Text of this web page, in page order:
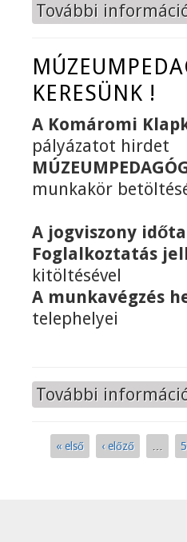
További
KERESÜNK !
A Komáromi
pályázatot hirdet
munkakör
A jogviszony
Foglalkoztatás
kitöltésével
A munkavégzés
telephelyei
További
Oldalak
« első ‹ előző 5